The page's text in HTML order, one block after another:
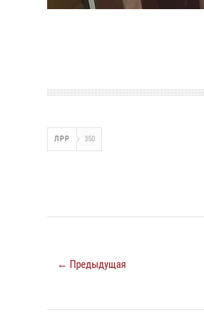
ЛРР 350
← Предыдущая